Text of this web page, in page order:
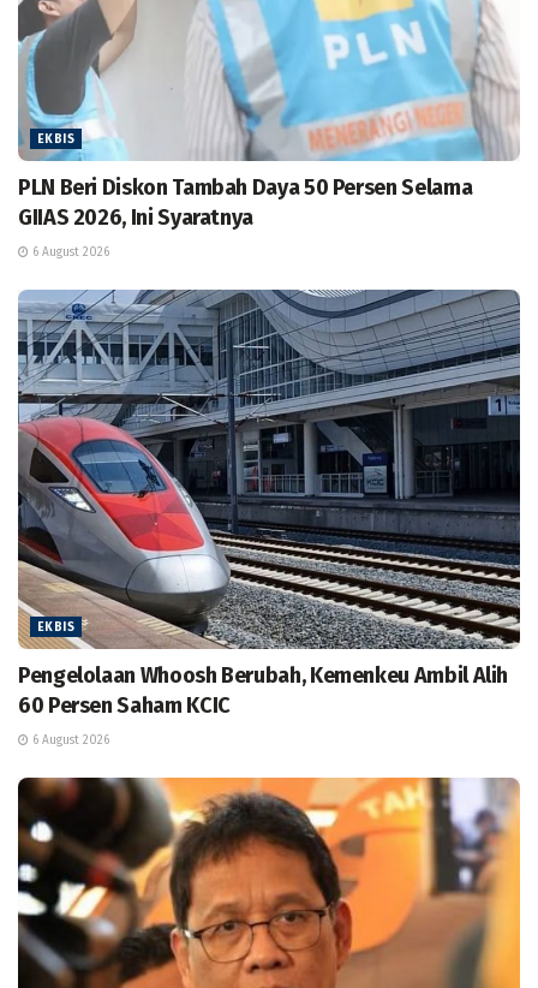
EKBIS
PLN Beri Diskon Tambah Daya 50 Persen Selama
GIIAS 2026, Ini Syaratnya
6 August 2026
EKBIS
Pengelolaan Whoosh Berubah, Kemenkeu Ambil Alih
60 Persen Saham KCIC
6 August 2026